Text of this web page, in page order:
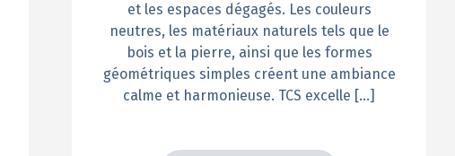
et les espaces dégagés. Les couleurs
neutres, les matériaux naturels tels que le
bois et la pierre, ainsi que les formes
géométriques simples créent une ambiance
calme et harmonieuse. TCS excelle […]